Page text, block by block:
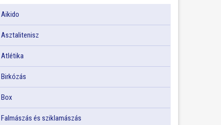
Aikido
Asztalitenisz
Atlétika
Birkózás
Box
Falmászás és sziklamászás